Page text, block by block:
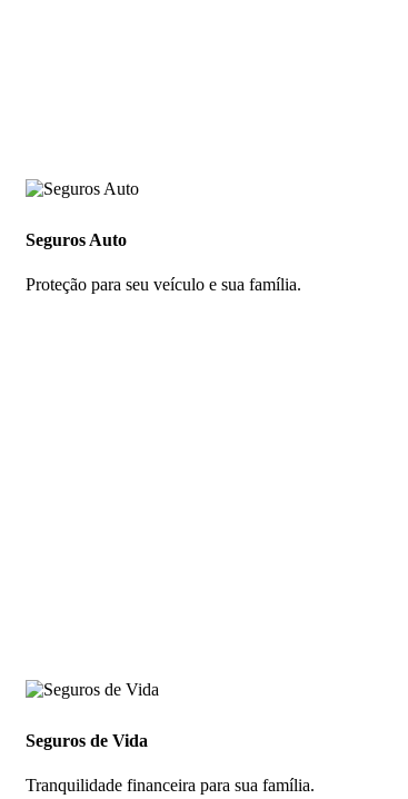
Seguros Auto
Proteção para seu veículo e sua família.
Seguros de Vida
Tranquilidade financeira para sua família.